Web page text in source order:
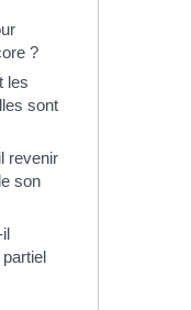
?
les
sont
revenir
son
il